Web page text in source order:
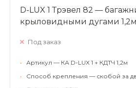
D-LUX 1 Трэвел 82 —
крыловидными дугами 1,2м
Под заказ
•
Артикул — КА D-LUX 1 + КДТЧ 1,2м
•
Способ крепления — скобой за